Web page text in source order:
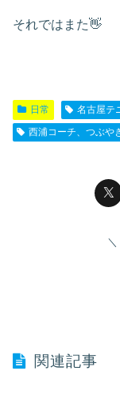
それではまた👋
日常
名古屋テ
西浦コーチ、つぶや
関連記事